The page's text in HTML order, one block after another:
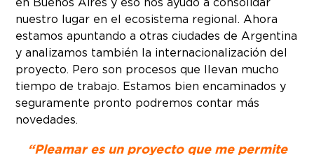
nuestro lugar en el ecosistema regional. Ahora
estamos apuntando a otras ciudades de Argentina
y analizamos también la internacionalización del
proyecto. Pero son procesos que llevan mucho
tiempo de trabajo. Estamos bien encaminados y
seguramente pronto podremos contar más
novedades.
“Pleamar es un proyecto que me permite